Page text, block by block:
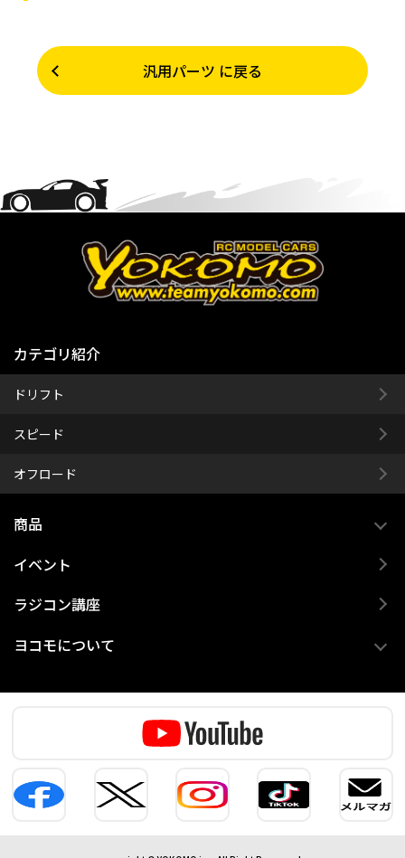
汎用パーツ に戻る
カテゴリ紹介
ドリフト
スピード
オフロード
商品
イベント
ラジコン講座
ヨコモについて